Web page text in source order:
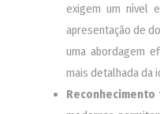
exigem um nível
apresentação de
uma abordagem
mais detalhada da